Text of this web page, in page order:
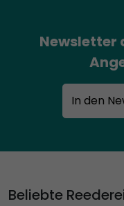
Newsletter
In den
Beliebte